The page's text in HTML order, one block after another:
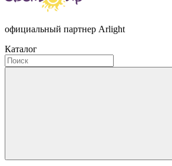
официальный партнер Arlight
Каталог